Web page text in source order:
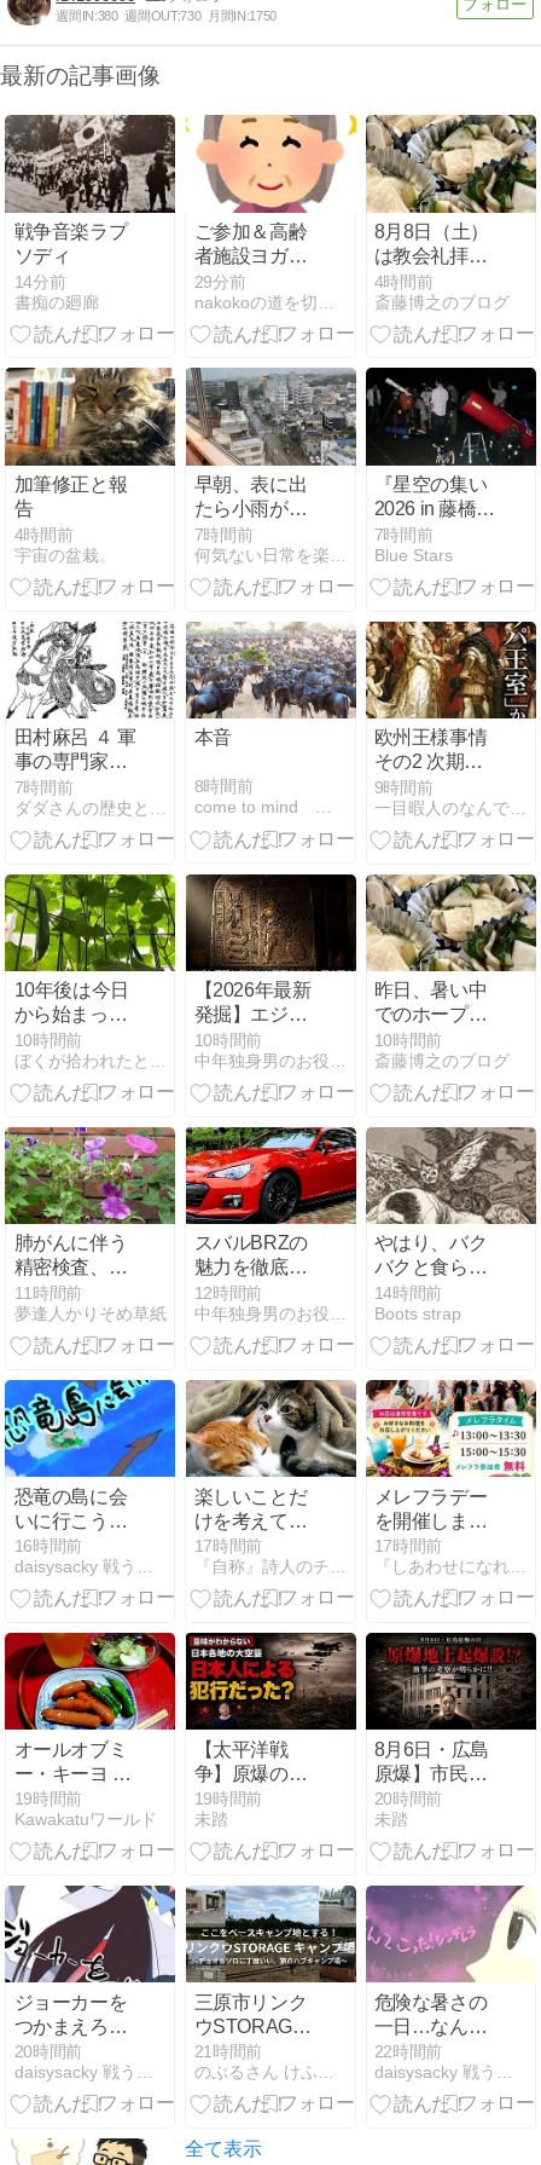
週間IN:380 週間OUT:730 月間IN:1750
最新の記事画像
戦争音楽ラプ
ソディ
14分前
書痴の廻廊
ご参加＆高齢
者施設ヨガの
思い出、あり
がとうござい
ました。
29分前
8月8日（土）
は教会礼拝
日。「イエス
はぶどうの
木、父は農
枝。」がメッ
セージです。
4時間前
斎藤博之のブログ
加筆修正と報
告
4時間前
宇宙の盆栽。
早朝、表に出
たら小雨が降
っていたので
7時間前
『星空の集い
2026 in 藤橋』
開催情報まと
め
7時間前
Blue Stars
田村麻呂 ４ 軍
事の専門家一
族
7時間前
本音
8時間前
come to mind
欧州王様事情
その2 次期継
承者が男性の
国
9時間前
一目暇人のなんでもブログ
10年後は今日
から始まって
いる
10時間前
【2026年最新
発掘】エジプ
ト墓碑に刻ま
れた異例の
神々と超文明
10時間前
昨日、暑い中
でのホープ食
堂、祝福され
ました。
10時間前
斎藤博之のブログ
肺がんに伴う
精密検査、３
回目の１泊２
日の入院
11時間前
夢逢人かりそめ草紙
スバルBRZの
魅力を徹底解
説！スバル魂
を受け継ぐス
ポーツカーの
12時間前
やはり、バク
バクと食らう
のでしょう
か。
14時間前
Boots strap
恐竜の島に会
いに行こう！
宝の島続々編
第10章 真のヒ
ーローは誰
16時間前
daisysacky 戦う骨無し女
楽しいことだ
けを考えてい
たい。（日
記）
17時間前
『自称』詩人のチラシの裏。
メレフラデー
を開催しま
す！！
17時間前
『しあわせになれるブログ』
オールオブミ
ー・キーヨ お
やすみなさい
19時間前
Kawakatuワールド
【太平洋戦
争】原爆の4
日前、一夜で
4都市が焼か
れた――日本
は“地上・地
下”からも行わ
れたのか？
19時間前
未踏
8月6日・広島
原爆】市民を
大量虐殺した
のは誰か？原
爆地上起爆と
く軍隊の偽旗
作戦
20時間前
未踏
ジョーカーを
つかまえろ！
時をかける巫
女…367
20時間前
daisysacky 戦う骨無し女
三原市リンク
ウSTORAGE
をブログレビ
ュー！キャン
プサイトの魅
層を解説
21時間前
のぶるさん けふはどこ行く？
危険な暑さの
一日…なんて
こった、シン
デレラ？第3
章 初めてのデ
22時間前
daisysacky 戦う骨無し女
全て表示